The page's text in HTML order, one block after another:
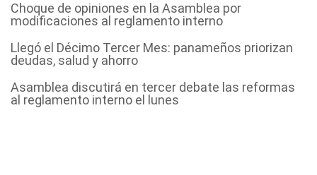
Choque de opiniones en la Asamblea por
modificaciones al reglamento interno
Llegó el Décimo Tercer Mes: panameños priorizan
deudas, salud y ahorro
Asamblea discutirá en tercer debate las reformas
al reglamento interno el lunes